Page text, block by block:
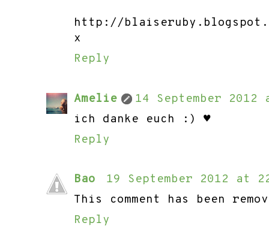
http://
x
Reply
Amelie
14 September
ich danke euch :) ♥
Reply
Bao
19 September 2012 at
This comment has been
Reply